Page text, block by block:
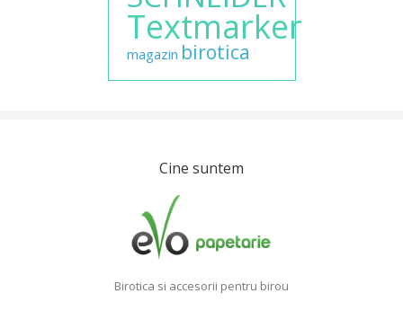
Textmarker
magazin birotica
Cine suntem
Birotica si accesorii pentru birou